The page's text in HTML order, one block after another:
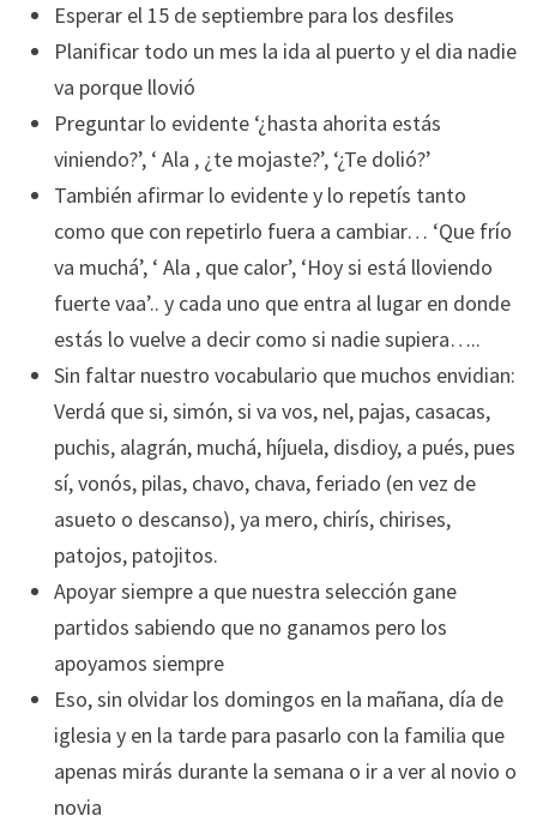
Esperar el 15 de septiembre para los desfiles
Planificar todo un mes la ida al puerto y el dia nadie
va porque llovió
Preguntar lo evidente ‘¿hasta ahorita estás
viniendo?’, ‘ Ala , ¿te mojaste?’, ‘¿Te dolió?’
También afirmar lo evidente y lo repetís tanto
como que con repetirlo fuera a cambiar… ‘Que frío
va muchá’, ‘ Ala , que calor’, ‘Hoy si está lloviendo
fuerte vaa’.. y cada uno que entra al lugar en donde
estás lo vuelve a decir como si nadie supiera…..
Sin faltar nuestro vocabulario que muchos envidian:
Verdá que si, simón, si va vos, nel, pajas, casacas,
puchis, alagrán, muchá, híjuela, disdioy, a pués, pues
sí, vonós, pilas, chavo, chava, feriado (en vez de
asueto o descanso), ya mero, chirís, chirises,
patojos, patojitos.
Apoyar siempre a que nuestra selección gane
partidos sabiendo que no ganamos pero los
apoyamos siempre
Eso, sin olvidar los domingos en la mañana, día de
iglesia y en la tarde para pasarlo con la familia que
apenas mirás durante la semana o ir a ver al novio o
novia